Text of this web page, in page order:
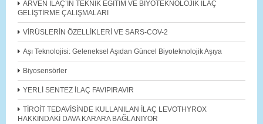
ARVEN İLAÇ’IN TEKNİK EĞİTİM VE BİYOTEKNOLOJİK İLAÇ
GELİŞTİRME ÇALIŞMALARI
VİRÜSLERİN ÖZELLİKLERİ VE SARS-COV-2
Aşı Teknolojisi: Geleneksel Aşıdan Güncel Biyoteknolojik Aşıya
Biyosensörler
YERLİ SENTEZ İLAÇ FAVIPIRAVIR
TİROİT TEDAVİSİNDE KULLANILAN İLAÇ LEVOTHYROX
HAKKINDAKİ DAVA KARARA BAĞLANIYOR